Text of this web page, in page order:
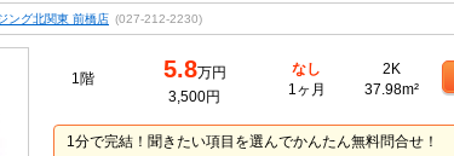
ング北関東 前橋店 (027-212-2230)
1階 5.8万円
3,500円
なし
1ヶ月
2K
37.98m²
1分で完結！聞きたい項目を選んでかんたん無料問合せ！